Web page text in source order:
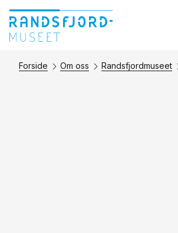
Forside Om oss Randsfjordmuseet